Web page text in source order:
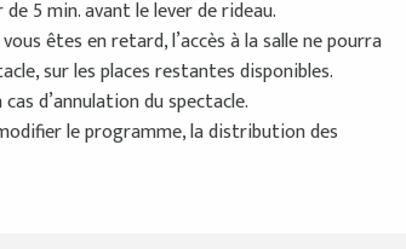
5 min. avant le lever de rideau.
êtes en retard, l’accès à la salle ne pourra
sur les places restantes disponibles.
d’annulation du spectacle.
le programme, la distribution des